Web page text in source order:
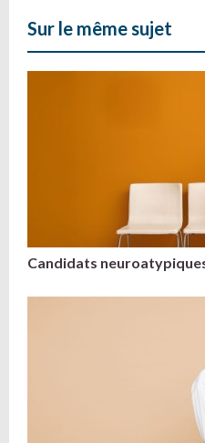
Sur le même sujet
Candidats